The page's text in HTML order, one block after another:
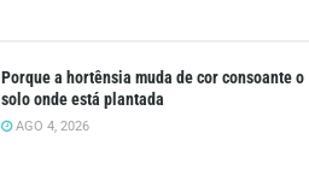
Porque a hortênsia muda de cor consoante o
solo onde está plantada
AGO 4, 2026